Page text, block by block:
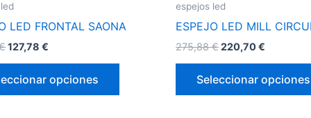
LED FRONTAL SAONA
127,78€
opciones
página
espejos led
ESPEJO LED MILL
275,88€220,70€
Seleccionar opciones